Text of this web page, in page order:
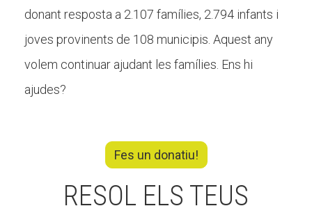
donant resposta a 2.107 famílies, 2.794 infants i
joves provinents de 108 municipis. Aquest any
volem continuar ajudant les famílies. Ens hi
ajudes?
Fes un donatiu!
RESOL ELS TEUS